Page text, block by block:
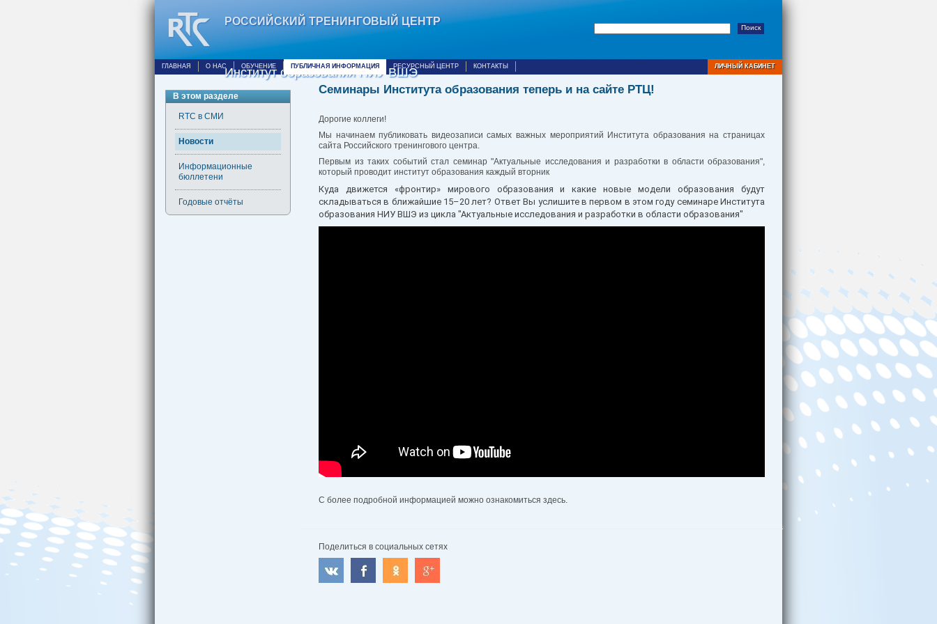
РОССИЙСКИЙ ТРЕНИНГОВЫЙ ЦЕНТР
Институт образования НИУ ВШЭ
ГЛАВНАЯ О НАС ОБУЧЕНИЕ ПУБЛИЧНАЯ ИНФОРМАЦИЯ РЕСУРСНЫЙ ЦЕНТР КОНТАКТЫ ЛИЧНЫЙ КАБИНЕТ
В этом разделе
RTC в СМИ
Новости
Информационные
бюллетени
Годовые отчёты
Семинары Института образования теперь и на сайте РТЦ!
Дорогие коллеги!
Мы начинаем публиковать видеозаписи самых важных мероприятий Института образования на страницах
сайта Российского тренингового центра.
Первым из таких событий стал семинар "Актуальные исследования и разработки в области образования",
который проводит институт образования каждый вторник
Куда движется «фронтир» мирового образования и какие новые модели образования будут
складываться в ближайшие 15–20 лет? Ответ Вы услишите в первом в этом году семинаре Института
образования НИУ ВШЭ из цикла "Актуальные исследования и разработки в области образования"
С более подробной информацией можно ознакомиться здесь.
Поделиться в социальных сетях